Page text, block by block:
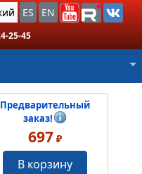
ES EN
25-45
Предварительный
заказ!
697 ₽
В корзину